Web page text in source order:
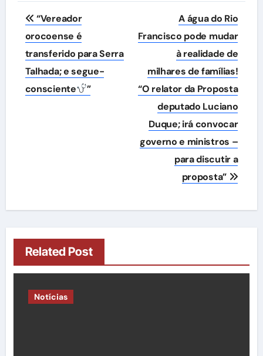
Navegação
de
Post
“Vereador
orocoense é
transferido para Serra
Talhada; e segue-
consciente
”
A água do Rio
Francisco pode mudar
à realidade de
milhares de famílias!
“O relator da Proposta
deputado Luciano
Duque; irá convocar
governo e ministros –
para discutir a
proposta”
Related Post
Notícias